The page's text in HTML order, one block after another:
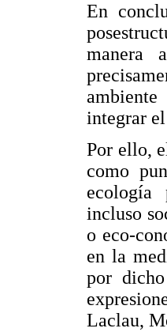
En
manera
integrar
Por ello,
como
ecología
incluso
o eco-
en la
por
Laclau,